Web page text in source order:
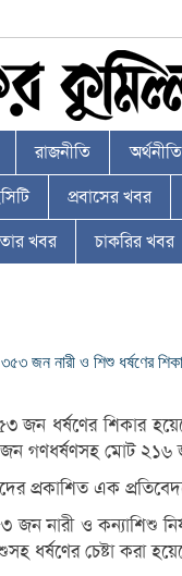
রাজনীতি অর্থনীতি
প্রবাসের খবর
খবর চাকরির খবর
জন নারী ও শিশু ধর্ষণের
ধর্ষণের শিকার
জন গণধর্ষণসহ মোট ২১৬
প্রকাশিত এক
জন নারী ও কন্যাশিশু
ধর্ষণের চেষ্টা করা